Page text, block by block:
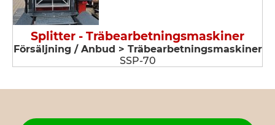
Splitter - Träbearbetningsmaskiner
Försäljning / Anbud > Träbearbetningsmaskiner
SSP-70